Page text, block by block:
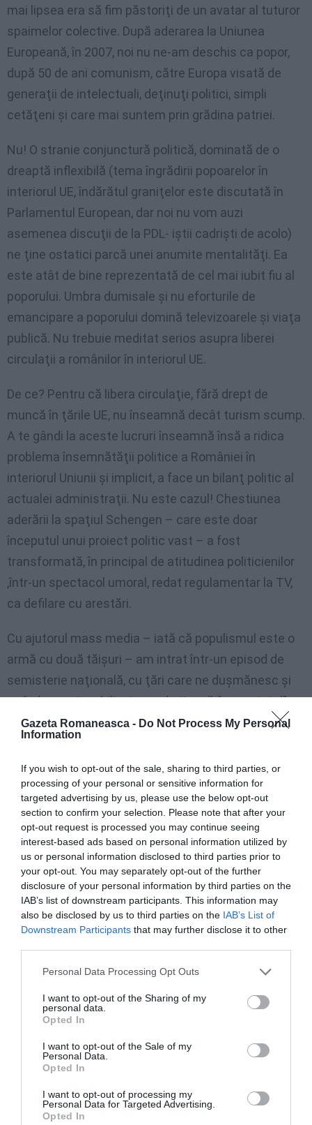
Gazeta Romaneasca - Do Not Process My Personal
Information
If you wish to opt-out of the sale, sharing to third parties, or
processing of your personal or sensitive information for
targeted advertising by us, please use the below opt-out
section to confirm your selection. Please note that after your
opt-out request is processed you may continue seeing
interest-based ads based on personal information utilized by
us or personal information disclosed to third parties prior to
your opt-out. You may separately opt-out of the further
disclosure of your personal information by third parties on the
IAB’s list of downstream participants. This information may
also be disclosed by us to third parties on the IAB’s List of
Downstream Participants that may further disclose it to other
Personal Data Processing Opt Outs
I want to opt-out of the Sharing of my
personal data.
Opted In
I want to opt-out of the Sale of my
Personal Data.
Opted In
I want to opt-out of processing my
Personal Data for Targeted Advertising.
Opted In
mai lipsea era să fim păstoriţi de un avatar al tuturor
spaimelor colective. După aderarea la Uniunea
Europeană, în 2007, noi nu ne-am deschis ca popor,
după 50 de ani comunism, către Europa visată de
generaţii de intelectuali, deţinuţi politici, simpli
cetăţeni şi care mai suntem prin grădina patriei.
Nu! O stranie conjunctură politică, dominată de o
dreaptă inflexibilă (tema îngrădirii popoarelor în
interiorul UE, îndărătul graniţelor este discutată în
Parlamentul European, dar noi nu vom auzi
asemenea discuţii de la PDL- iştii cadrişti de acolo)
ne ţine ostatici parcă unei anumite mentalităţi. Ea
este atât de bine reprezentată de cel mai iubit fiu al
poporului. Umbra dumisale şi nu eforturile de
emancipare a poporului domină televizoarele şi viaţa
publică. Nu trebuie meditat serios asupra liberei
circulaţii a românilor în interiorul UE.
De ce? Pentru că libera circulaţie, fără drept de
muncă în ţările UE, nu înseamnă decât turism scump.
A te gândi la aceste lucruri înseamnă însă a ridica
problema însemnătăţii politice a României în
interiorul Uniunii şi implicit, a face un bilanţ politic al
actualei administraţii. Nu este cazul! Chestiunea
aderării la spaţiul Schengen – care este doar
începutul unui proiect politic vast – a fost
transformată, în principal de atitudinea politicienilor
,într-un spectacol umoral, redat regulamentar la TV,
ca defilare cu arestări.
Cu ajutorul mass media – iată că populismul este o
armă cu două tăişuri – am intrat într-un episod de
semisterie naţională, cu ţări care ne duşmănesc şi
cu îndemnuri mobilizatoare de tip „să facem totul”.
Avem din nou spectacole televizate cu arestări de
vameşi, un teatru anti-corupţie de ţi se face părul
măciucă. După episoadele cu caltaboşi şi arestări cu
mascaţi, din anii precedenţi, tabloidizarea i-a obligat
pe redactori să ne dea amănunte şi din vieţile private
ale vameşilor arestaţi. Peste tot acest borş mediatic
a răcnit şi „vocea patriotului naţionale”.
Deşi un şef de stat nu se ocupă cu amănunte din
anchetele în curs, preşedintele român se ocupă.
Dumnealui deja a transmis vameşilor arestaţi, via TV
primit şpagă, în schimbul unor pedepse mai mici.
României şi că Omar Hayssam nu are cancer. Acest
mod de a controla, de a superviza – până şi fişele de
sănătate?! – de a amesteca orice într-un vârtej este
stilul care domină viaţa publică din România.
Apetenţa către amănunt, emotivitatea, înclinaţia
către insultă – printre arestări, şeful statului s-a